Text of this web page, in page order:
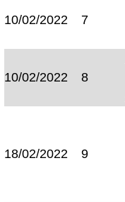
10/02/2022 7
10/02/2022 8
18/02/2022 9